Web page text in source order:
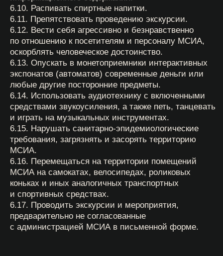
влечёт ответственности со стороны МСИА. МСИА не
несёт ответственности за качество фотографии при
несоблюдении инструкций, размещённых в
фотокабине, в том числе за неправильное
размещение объекта фотографирования, резкие
движения, перекрытие объектива, слишком близкое
расположение объекта к зеркалу.
9.10. В случае брака фотосъемки, посетитель вправе
обратиться на кассу МСИА и, предъявив данную
фотографию, обменять её на возможность
повторной съёмки. Обмен возможен исключительно
при наличии брака, предусмотренного и указанного в
настоящих Правилах.
9.11. Порядок возврата билетов в фотокабину,
оплаченных через электронный заказ на сайте
МСИА, осуществляется посредством отправки
заявки на возврат через форму на сайте
https://widget.afisha.yandex.ru/refund.
9.12. Порядок действий при технической
неисправности кабины. При временной
неисправности фотокабины посетителю
предлагается повторная съёмка в другое время или
возврат денежных средств. Подробнее о возврате
см. раздел 3 настоящих Правил.
9.13. Обстоятельства непреодолимой силы (Форс-
мажор) и закрытие МСИА. В случае закрытия МСИА
по техническим, санитарным или иным причинам,
билет может быть использован в другой день либо
подлежит возврату.
9.14. Предварительно убедиться в технической